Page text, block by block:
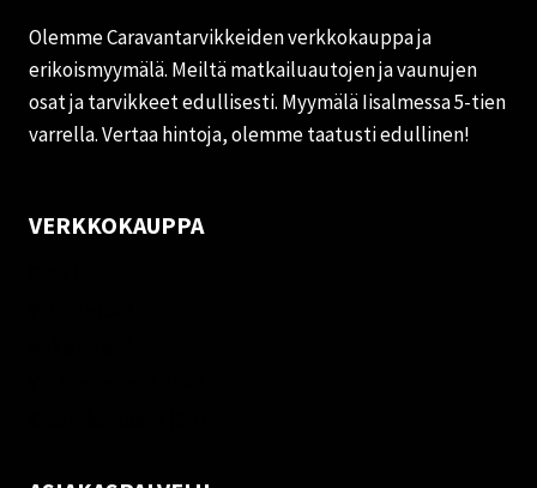
Olemme Caravantarvikkeiden verkkokauppa ja
erikoismyymälä. Meiltä matkailuautojen ja vaunujen
osat ja tarvikkeet edullisesti. Myymälä Iisalmessa 5-tien
varrella. Vertaa hintoja, olemme taatusti edullinen!
VERKKOKAUPPA